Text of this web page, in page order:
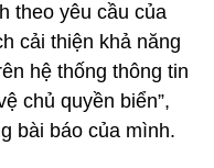
theo yêu cầu của
cải thiện khả năng
hệ thống thông tin
chủ quyền biển”,
bài báo của mình.